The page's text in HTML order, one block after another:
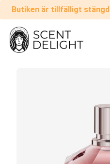
Butiken är tillfälligt stängd
Alla
parfymer